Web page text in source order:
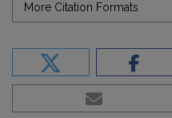
More Citation Formats